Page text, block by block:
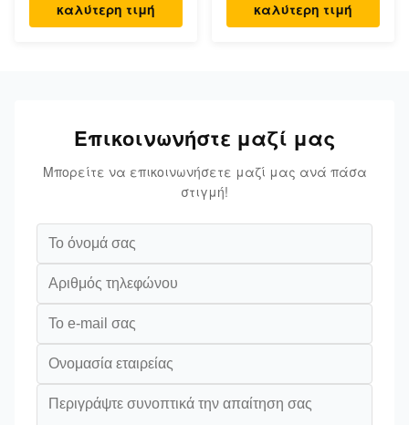
αέρας
καλύτερη τιμή
χαμηλού θορύβου
καλύτερη τιμή
Επικοινωνήστε μαζί μας
Μπορείτε να επικοινωνήσετε μαζί μας ανά πάσα
στιγμή!